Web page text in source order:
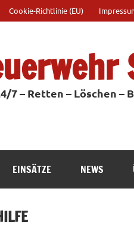
Cookie-Richtlinie (EU)
7 – Retten – Löschen –
EINSÄTZE NEWS